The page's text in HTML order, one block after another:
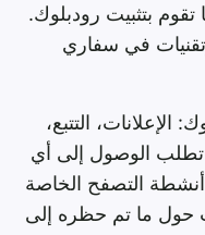
بتثبيت رودبلوك.
في سفاري
التتبع،
تطلب الوصول إلى أي
التصفح الخاصة
حول ما تم حظره إلى